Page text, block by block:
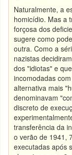
Naturalmente, a
homicídio. Mas a
forçosa dos
sugere como
outra. Como a
nazistas
dos "idiotas" e
incomodadas
alternativa mais
denominavam
discreto de
transferência da
o verão de 1941,
executadas após